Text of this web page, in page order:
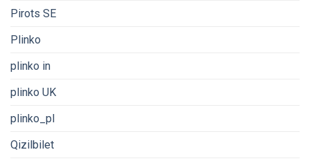
Pirots SE
Plinko
plinko in
plinko UK
plinko_pl
Qizilbilet